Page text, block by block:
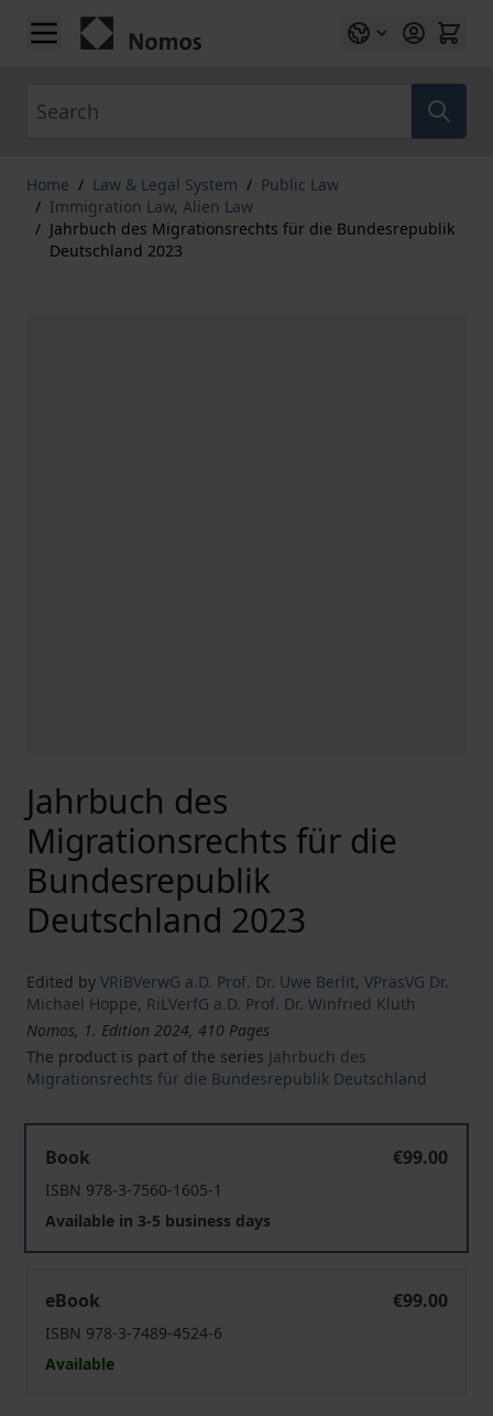
Skip to Content
Home / Law & Legal System / Public Law
/ Immigration Law, Alien Law
/ Jahrbuch des Migrationsrechts für die Bundesrepublik
Deutschland 2023
Jahrbuch des
Migrationsrechts für die
Bundesrepublik
Deutschland 2023
Edited by VRiBVerwG a.D. Prof. Dr. Uwe Berlit, VPräsVG Dr.
Michael Hoppe, RiLVerfG a.D. Prof. Dr. Winfried Kluth
Nomos, 1. Edition 2024, 410 Pages
The product is part of the series Jahrbuch des
Migrationsrechts für die Bundesrepublik Deutschland
Book
€99.00
ISBN 978-3-7560-1605-1
Available in 3-5 business days
eBook
€99.00
ISBN 978-3-7489-4524-6
Available